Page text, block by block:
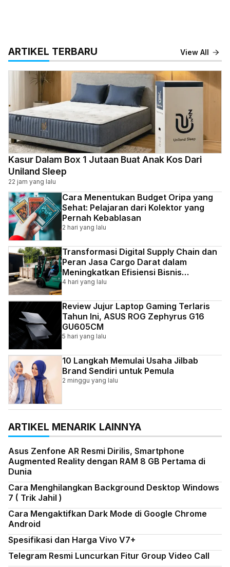
ARTIKEL TERBARU View All
Kasur Dalam Box 1 Jutaan Buat Anak Kos Dari
Uniland Sleep
22 jam yang lalu
Cara Menentukan Budget Oripa yang
Sehat: Pelajaran dari Kolektor yang
Pernah Kebablasan
2 hari yang lalu
Transformasi Digital Supply Chain dan
Peran Jasa Cargo Darat dalam
Meningkatkan Efisiensi Bisnis
Indonesia
4 hari yang lalu
Review Jujur Laptop Gaming Terlaris
Tahun Ini, ASUS ROG Zephyrus G16
GU605CM
5 hari yang lalu
10 Langkah Memulai Usaha Jilbab
Brand Sendiri untuk Pemula
2 minggu yang lalu
ARTIKEL MENARIK LAINNYA
Asus Zenfone AR Resmi Dirilis, Smartphone
Augmented Reality dengan RAM 8 GB Pertama di
Dunia
Cara Menghilangkan Background Desktop Windows
7 ( Trik Jahil )
Cara Mengaktifkan Dark Mode di Google Chrome
Android
Spesifikasi dan Harga Vivo V7+
Telegram Resmi Luncurkan Fitur Group Video Call